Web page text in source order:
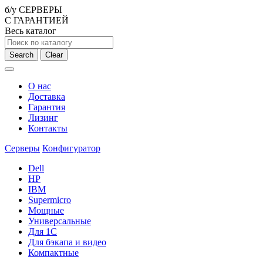
б/у СЕРВЕРЫ
С ГАРАНТИЕЙ
Весь каталог
Search Clear
О нас
Доставка
Гарантия
Лизинг
Контакты
Серверы Конфигуратор
Dell
HP
IBM
Supermicro
Мощные
Универсальные
Для 1С
Для бэкапа и видео
Компактные